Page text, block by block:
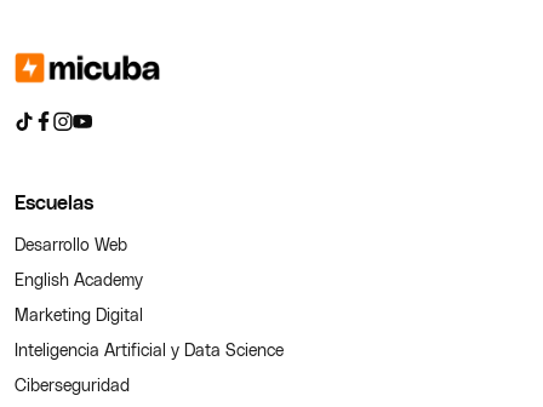
Escuelas
Desarrollo Web
English Academy
Marketing Digital
Inteligencia Artificial y Data Science
Ciberseguridad